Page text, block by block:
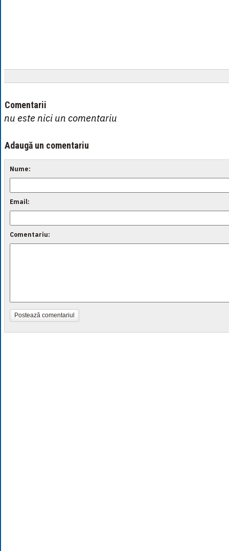
Comentarii
nu este nici un comentariu
Adaugă un comentariu
Nume:
Email:
Comentariu:
Postează comentariul